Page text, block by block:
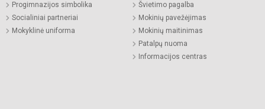
Progimnazijos simbolika
Socialiniai partneriai
Mokyklinė uniforma
Švietimo pagalba
Mokinių pavežėjimas
Mokinių maitinimas
Patalpų nuoma
Informacijos centras